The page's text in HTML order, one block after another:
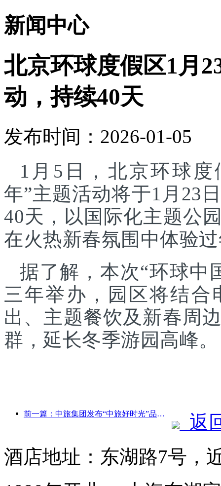
新闻中心
北京环球度假区1月
动，持续40天
发布时间：2026-01-05
1月5日，北京环球度
年”主题活动将于1月23
40天，以国际化主题公
在火热新春氛围中体验
据了解，本次“环球中
三年举办，园区将结合
出、主题餐饮及新春周
群，延长冬季游园高峰。
前一篇：中旅集团发布“中旅好时光”品牌，布局银发旅游市场
返
酒店地址：东湖路7号，